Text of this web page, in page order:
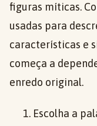
figuras míticas.
usadas para
características e
começa a
enredo original.
Escolha a